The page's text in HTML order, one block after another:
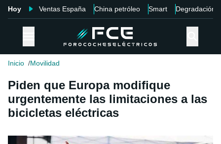
Hoy Ventas España China petróleo Smart Degradación
Inicio Movilidad
Piden que Europa modifique
urgentemente las limitaciones a las
bicicletas eléctricas